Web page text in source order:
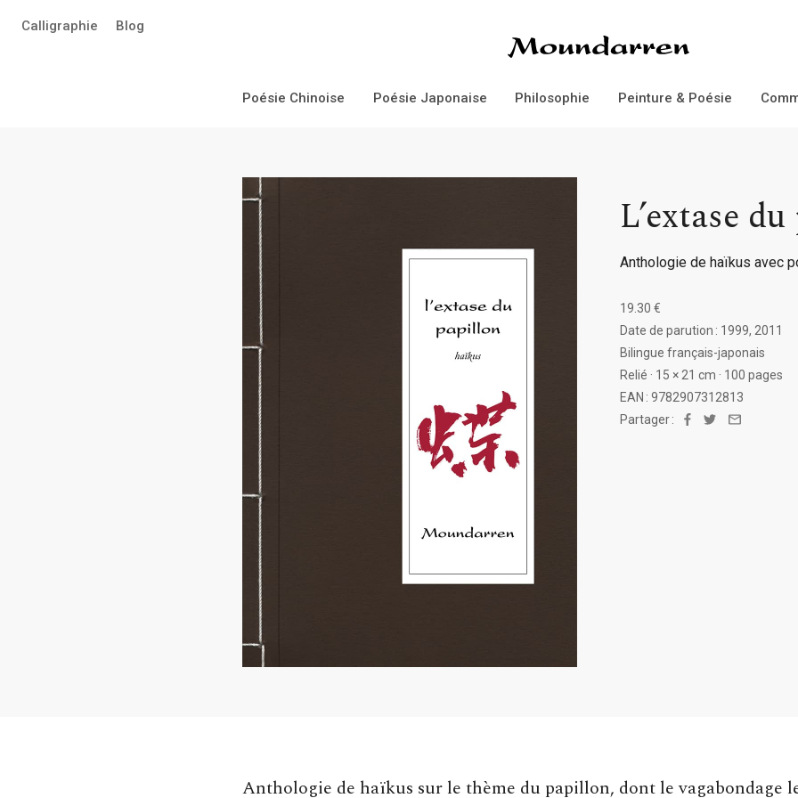
AllerCalligraphie Blog Éditions Moundarren
Poésie Chinoise Poésie Japonaise Philosophie Peinture & Poésie
L’extase
Anthologie de haïkus avec
19.30 €
Date de parution : 1999, 2011
Bilingue français-japonais
Relié · 15 × 21 cm · 100 pages
EAN : 9782907312813
Partager :
Facebook
Twitter
Anthologie de haïkus sur le thème du papillon, dont le vagabondage